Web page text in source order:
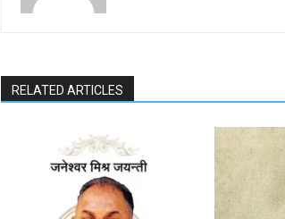
RELATED ARTICLES